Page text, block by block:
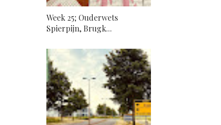
Week 25; Ouderwets
Spierpijn, Brugk...